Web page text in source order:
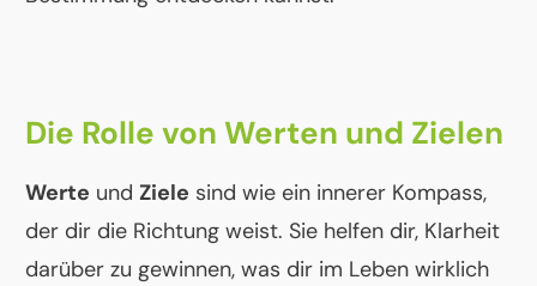
Die Rolle von Werten und Zielen
Werte und Ziele sind wie ein innerer Kompass,
der dir die Richtung weist. Sie helfen dir, Klarheit
darüber zu gewinnen, was dir im Leben wirklich